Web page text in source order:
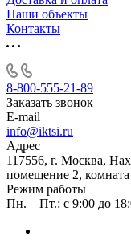
Наши объекты
Контакты
8-800-555-21-89
Заказать звонок
E-mail
info@iktsi.ru
Адрес
117556, г. Москва,
помещение 2,
Режим работы
Пн. – Пт.: с 9:00 до